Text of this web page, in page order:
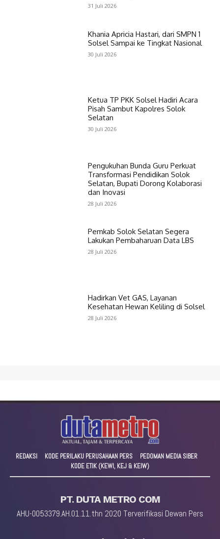
31 Juli 2026
Khania Apricia Hastari, dari SMPN 1
Solsel Sampai ke Tingkat Nasional
30 Juli 2026
Ketua TP PKK Solsel Hadiri Acara
Pisah Sambut Kapolres Solok
Selatan
30 Juli 2026
Pengukuhan Bunda Guru Perkuat
Transformasi Pendidikan Solok
Selatan, Bupati Dorong Kolaborasi
dan Inovasi
28 Juli 2026
Pemkab Solok Selatan Segera
Lakukan Pembaharuan Data LBS
28 Juli 2026
Hadirkan Vet GAS, Layanan
Kesehatan Hewan Keliling di Solsel
28 Juli 2026
REDAKSI KODE PERILAKU PERUSAHAAN PERS
PEDOMAN MEDIA SIBER
KODE ETIK (KEWI, KEJ & KEIW)
PT. DUTA METRO COM
AHU-0053379.AH.01.11.thn 2020 Terverifikasi Dewan Pers